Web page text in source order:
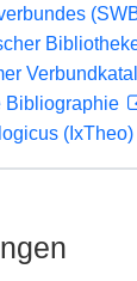
Bibliographie
(IxTheo)